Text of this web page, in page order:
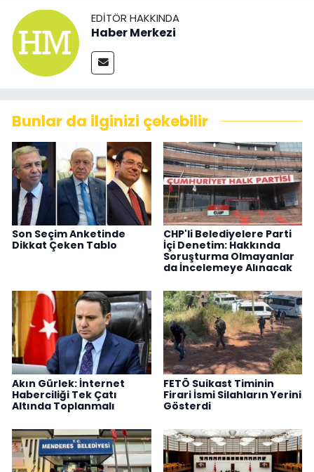
EDITÖR HAKKINDA
Haber Merkezi
Bunlar da ilginizi çekebilir
Son Seçim Anketinde
Dikkat Çeken Tablo
CHP'li Belediyelere Parti
İçi Denetim: Hakkında
Soruşturma Olmayanlar
da İncelemeye Alınacak
Akın Gürlek: İnternet
Haberciliği Tek Çatı
Altında Toplanmalı
FETÖ Suikast Timinin
Firari İsmi Silahların Yerini
Gösterdi